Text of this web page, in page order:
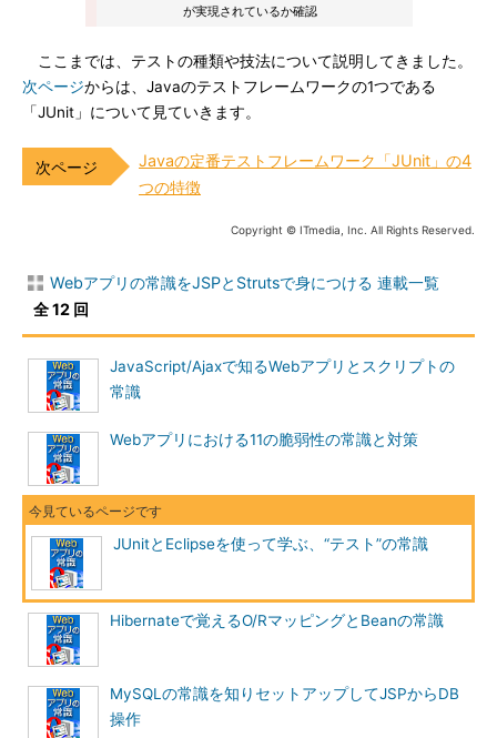
が実現されているか確認
ここまでは、テストの種類や技法について説明してきました。
次ページからは、Javaのテストフレームワークの1つである
「JUnit」について見ていきます。
Javaの定番テストフレームワーク「JUnit」の4
つの特徴
Copyright © ITmedia, Inc. All Rights Reserved.
Webアプリの常識をJSPとStrutsで身につける 連載一覧
全 12 回
JavaScript/Ajaxで知るWebアプリとスクリプトの
常識
Webアプリにおける11の脆弱性の常識と対策
JUnitとEclipseを使って学ぶ、“テスト”の常識
Hibernateで覚えるO/RマッピングとBeanの常識
MySQLの常識を知りセットアップしてJSPからDB
操作